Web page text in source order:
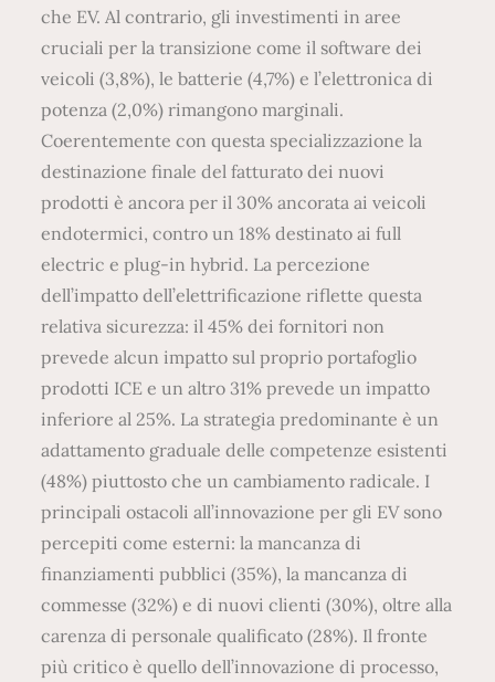
che EV. Al contrario, gli investimenti in aree
cruciali per la transizione come il software dei
veicoli (3,8%), le batterie (4,7%) e l’elettronica di
potenza (2,0%) rimangono marginali.
Coerentemente con questa specializzazione la
destinazione finale del fatturato dei nuovi
prodotti è ancora per il 30% ancorata ai veicoli
endotermici, contro un 18% destinato ai full
electric e plug-in hybrid. La percezione
dell’impatto dell’elettrificazione riflette questa
relativa sicurezza: il 45% dei fornitori non
prevede alcun impatto sul proprio portafoglio
prodotti ICE e un altro 31% prevede un impatto
inferiore al 25%. La strategia predominante è un
adattamento graduale delle competenze esistenti
(48%) piuttosto che un cambiamento radicale. I
principali ostacoli all’innovazione per gli EV sono
percepiti come esterni: la mancanza di
finanziamenti pubblici (35%), la mancanza di
commesse (32%) e di nuovi clienti (30%), oltre alla
carenza di personale qualificato (28%). Il fronte
più critico è quello dell’innovazione di processo,